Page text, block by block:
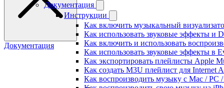
Документация
Инструкции
Как включить музыкальный
Как использовать звуковые эффекты и
Как включить и использовать
Как использовать звуковые эффекты в
Как экспортировать плейлисты Apple
Как создать M3U плейлист для Internet
Как воспроизводить музыку с Mac /
Документация